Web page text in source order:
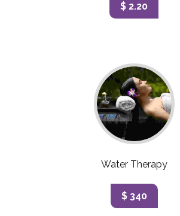
$ 2.20
Water Therapy
$ 340